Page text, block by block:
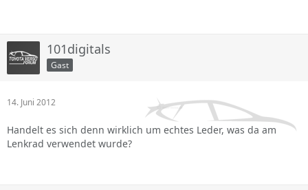
101digitals
Gast
14. Juni 2012
Handelt es sich denn wirklich um echtes Leder, was da am
Lenkrad verwendet wurde?